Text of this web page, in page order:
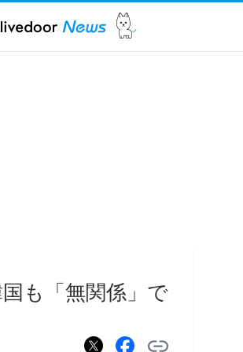
も「無関係」で